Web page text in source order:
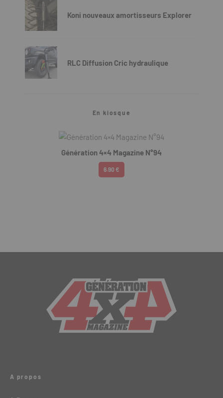
Koni nouveaux amortisseurs Explorer
RLC Diffusion Cric hydraulique
En kiosque
Génération 4×4 Magazine N°94
6.90 €
A propos